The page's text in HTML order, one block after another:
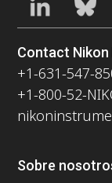
Contact
+1-631-547-
+1-800-52-
Sobre